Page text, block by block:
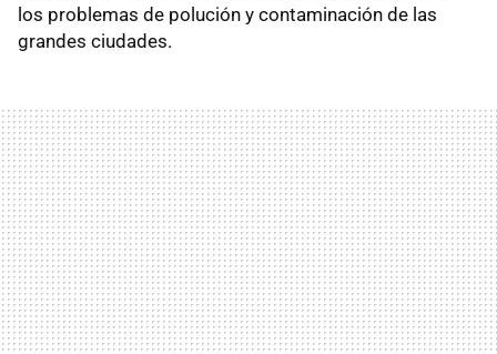
los problemas de polución y contaminación de las
grandes ciudades.